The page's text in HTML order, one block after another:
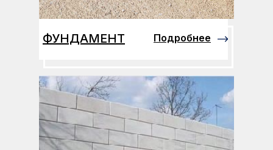
ФУНДАМЕНТ Подробнее